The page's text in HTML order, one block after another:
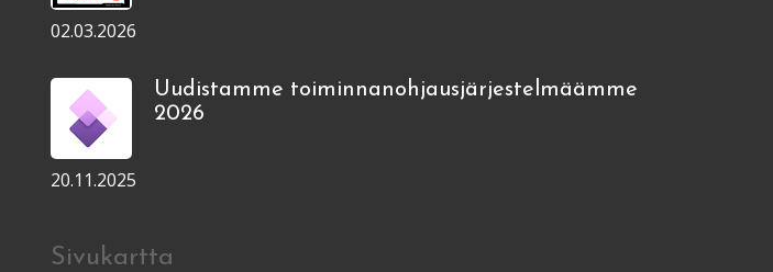
02.03.2026
Uudistamme toiminnanohjausjärjestelmäämme
2026
20.11.2025
Sivukartta